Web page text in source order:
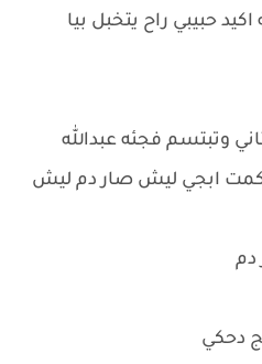
حبيبي راح يتخبل بيا
وتبتسم فجئه عبدالله
ابجي ليش صار دم ليش
دم
دحكي